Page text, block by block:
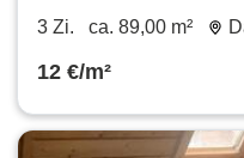
Zimmerwohnung
3 Zi. ca. 89,00 m²
12 €/m²